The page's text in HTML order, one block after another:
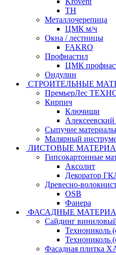
ТН
Металлочерепица
ЦМК м/ч
Окна / лестницы
FAKRO
Профнастил
ЦМК
Ондулин
СТРОИТЕЛЬНЫЕ
ПремьерЛес
Кирпич
Ключищи
Алексеевский
Сыпучие материалы
Малярный
ЛИСТОВЫЕ
Гипсокартонные
Аксолит
Декоратор
Древесно-
OSB
Фанера
ФАСАДНЫЕ
Сайдинг
Технониколь
Технониколь
Фасадная плитка